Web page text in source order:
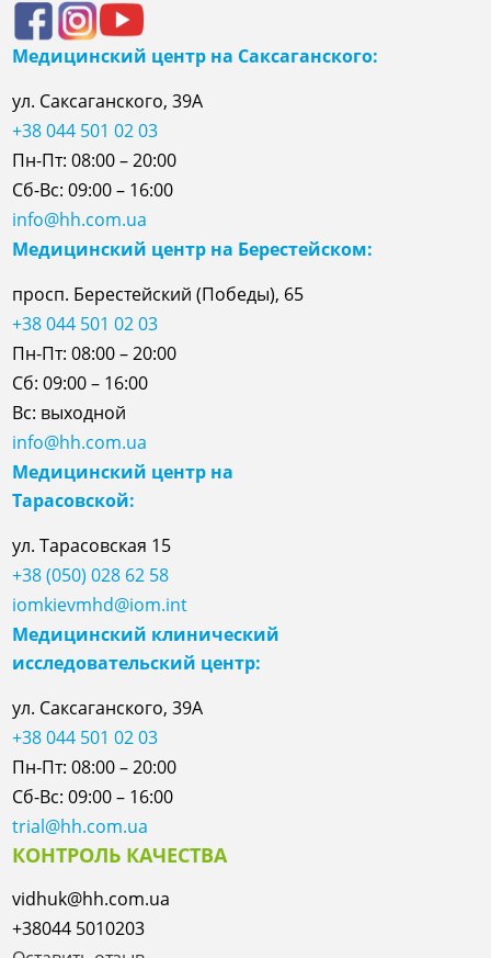
Медицинский центр на Саксаганского:
ул. Саксаганского, 39А
+38 044 501 02 03
Пн-Пт: 08:00 – 20:00
Сб-Вс: 09:00 – 16:00
info@hh.com.ua
Медицинский центр на Берестейском:
просп. Берестейский (Победы), 65
+38 044 501 02 03
Пн-Пт: 08:00 – 20:00
Сб: 09:00 – 16:00
Вс: выходной
info@hh.com.ua
Медицинский центр на
Тарасовской:
ул.Тарасовская 15
+38 (050) 028 62 58
iomkievmhd@iom.int
Медицинский клинический
исследовательский центр:
ул. Саксаганского, 39А
+38 044 501 02 03
Пн-Пт: 08:00 – 20:00
Сб-Вс: 09:00 – 16:00
trial@hh.com.ua
КОНТРОЛЬ КАЧЕСТВА
vidhuk@hh.com.ua
+38044 5010203